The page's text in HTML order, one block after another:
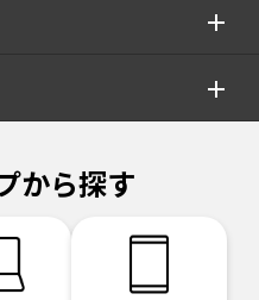
から探す